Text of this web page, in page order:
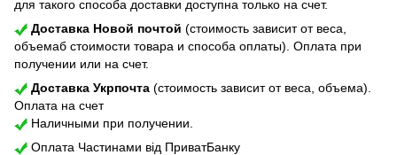
для такого способа доставки доступна только на счет.
Доставка Новой почтой (стоимость зависит от веса,
объемаб стоимости товара и способа оплаты). Оплата при
получении или на счет.
Доставка Укрпочта (стоимость зависит от веса, объема).
Оплата на счет
Наличными при получении.
Оплата Частинами від ПриватБанку